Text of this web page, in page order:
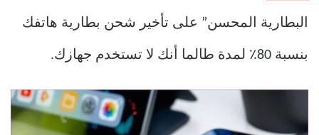
البطارية المحسن” على تأخير شحن بطارية هاتفك
بنسبة 80٪ لمدة طالما أنك لا تستخدم جهازك.